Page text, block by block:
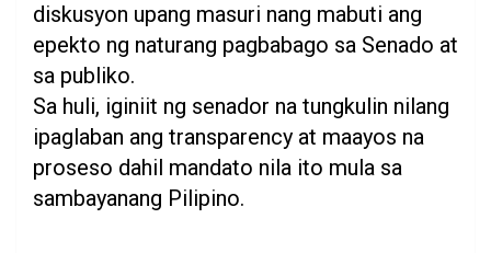
diskusyon upang masuri nang mabuti ang
epekto ng naturang pagbabago sa Senado at
sa publiko.
Sa huli, iginiit ng senador na tungkulin nilang
ipaglaban ang transparency at maayos na
proseso dahil mandato nila ito mula sa
sambayanang Pilipino.